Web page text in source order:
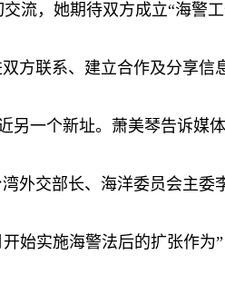
流，她期待双方成立“海警
方联系、建立合作及分享信
另一个新址。萧美琴告诉媒
外交部长、海洋委员会主委
开始实施海警法后的扩张作为